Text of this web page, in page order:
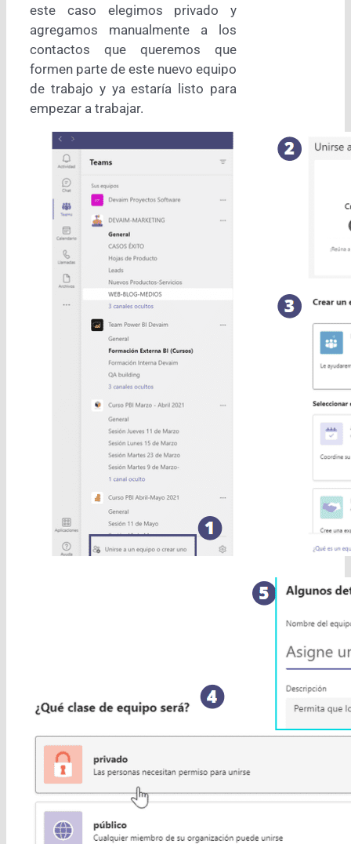
este caso elegimos privado y
agregamos manualmente a los
contactos que queremos que
formen parte de este nuevo equipo
de trabajo y ya estaría listo para
empezar a trabajar.